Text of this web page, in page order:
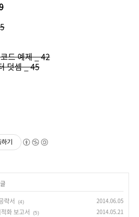
드 예제 _ 42
덧셈 _ 45
기
략서
(4) 2014.06.05
화 보고서 (5) 2014.05.21